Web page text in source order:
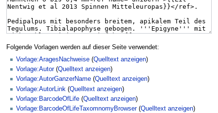
Folgende Vorlagen werden auf dieser Seite verwendet:
Vorlage:AragesNachweise (Quelltext anzeigen)
Vorlage:Autor(Quelltext anzeigen)
Vorlage:AutorGanzerName (Quelltext anzeigen)
Vorlage:AutorLink (Quelltext anzeigen)
Vorlage:BarcodeOfLife (Quelltext anzeigen)
Vorlage:BarcodeOfLifeTaxomnomyBrowser(Quelltext anzeigen)